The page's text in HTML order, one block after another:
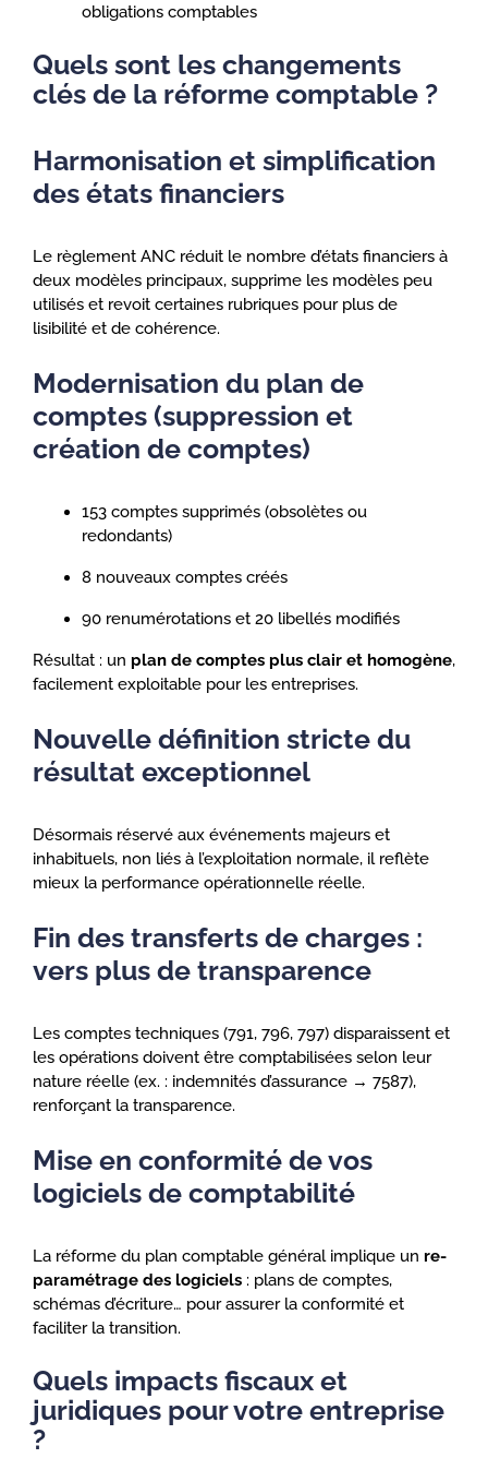
obligations comptables
Quels sont les changements
clés de la réforme comptable ?
Harmonisation et simplification
des états financiers
Le règlement ANC réduit le nombre d’états financiers à
deux modèles principaux, supprime les modèles peu
utilisés et revoit certaines rubriques pour plus de
lisibilité et de cohérence.
Modernisation du plan de
comptes (suppression et
création de comptes)
153 comptes supprimés (obsolètes ou
redondants)
8 nouveaux comptes créés
90 renumérotations et 20 libellés modifiés
Résultat : un plan de comptes plus clair et homogène,
facilement exploitable pour les entreprises.
Nouvelle définition stricte du
résultat exceptionnel
Désormais réservé aux événements majeurs et
inhabituels, non liés à l’exploitation normale, il reflète
mieux la performance opérationnelle réelle.
Fin des transferts de charges :
vers plus de transparence
Les comptes techniques (791, 796, 797) disparaissent et
les opérations doivent être comptabilisées selon leur
nature réelle (ex. : indemnités d’assurance → 7587),
renforçant la transparence.
Mise en conformité de vos
logiciels de comptabilité
La réforme du plan comptable général implique un re-
paramétrage des logiciels : plans de comptes,
schémas d’écriture… pour assurer la conformité et
faciliter la transition.
Quels impacts fiscaux et
juridiques pour votre entreprise
?